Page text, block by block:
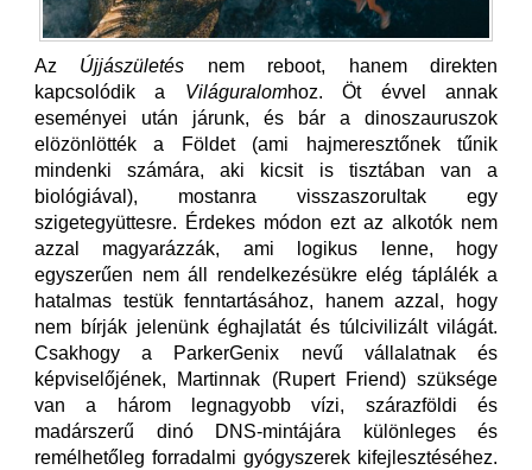
Az Újjászületés nem reboot, hanem direkten
kapcsolódik a Világuralomhoz. Öt évvel annak
eseményei után járunk, és bár a dinoszauruszok
elözönlötték a Földet (ami hajmeresztőnek tűnik
mindenki számára, aki kicsit is tisztában van a
biológiával), mostanra visszaszorultak egy
szigetegyüttesre. Érdekes módon ezt az alkotók nem
azzal magyarázzák, ami logikus lenne, hogy
egyszerűen nem áll rendelkezésükre elég táplálék a
hatalmas testük fenntartásához, hanem azzal, hogy
nem bírják jelenünk éghajlatát és túlcivilizált világát.
Csakhogy a ParkerGenix nevű vállalatnak és
képviselőjének, Martinnak (Rupert Friend) szüksége
van a három legnagyobb vízi, szárazföldi és
madárszerű dinó DNS-mintájára különleges és
remélhetőleg forradalmi gyógyszerek kifejlesztéséhez.